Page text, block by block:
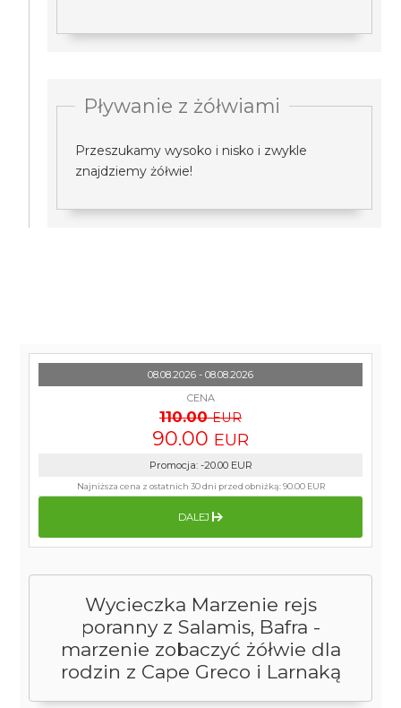
Pływanie z żółwiami
Przeszukamy wysoko i nisko i zwykle
znajdziemy żółwie!
Wycieczka Marzenie rejs
poranny z Salamis, Bafra -
marzenie zobaczyć żółwie dla
rodzin z Cape Greco i Larnaką
08.08.2026 - 08.08.2026
CENA
110.00 EUR
90.00 EUR
Promocja: -20.00 EUR
Najniższa cena z ostatnich 30 dni przed obniżką:90.00 EUR
DALEJ